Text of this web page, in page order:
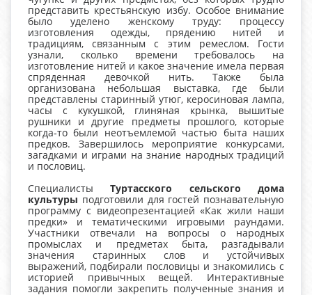
представить крестьянскую избу. Особое внимание
было уделено женскому труду: процессу
изготовления одежды, прядению нитей и
традициям, связанным с этим ремеслом. Гости
узнали, сколько времени требовалось на
изготовление нитей и какое значение имела первая
спряденная девочкой нить. Также была
организована небольшая выставка, где были
представлены старинный утюг, керосиновая лампа,
часы с кукушкой, глиняная крынка, вышитые
рушники и другие предметы прошлого, которые
когда‑то были неотъемлемой частью быта наших
предков. Завершилось мероприятие конкурсами,
загадками и играми на знание народных традиций
и пословиц.
СпециалистыТуртасского сельского дома
культуры подготовили для гостей познавательную
программу с видеопрезентацией «Как жили наши
предки» и тематическими игровыми раундами.
Участники отвечали на вопросы о народных
промыслах и предметах быта, разгадывали
значения старинных слов и устойчивых
выражений, подбирали пословицы и знакомились с
историей привычных вещей. Интерактивные
задания помогли закрепить полученные знания и